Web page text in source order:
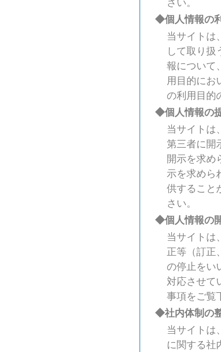
さい。
◆個人情報の
当サイトは
して取り扱
報について
用目的にお
の利用目的
◆個人情報の
当サイトは
第三者に開
開示を求め
示を求めら
供すること
さい。
◆個人情報の
当サイトは
正等（訂正
の停止をい
対応させて
事項をご覧
◆社内体制の
当サイトは
に関する社